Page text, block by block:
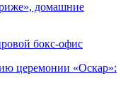
домашние
бокс-офис
церемонии «Оскар»: